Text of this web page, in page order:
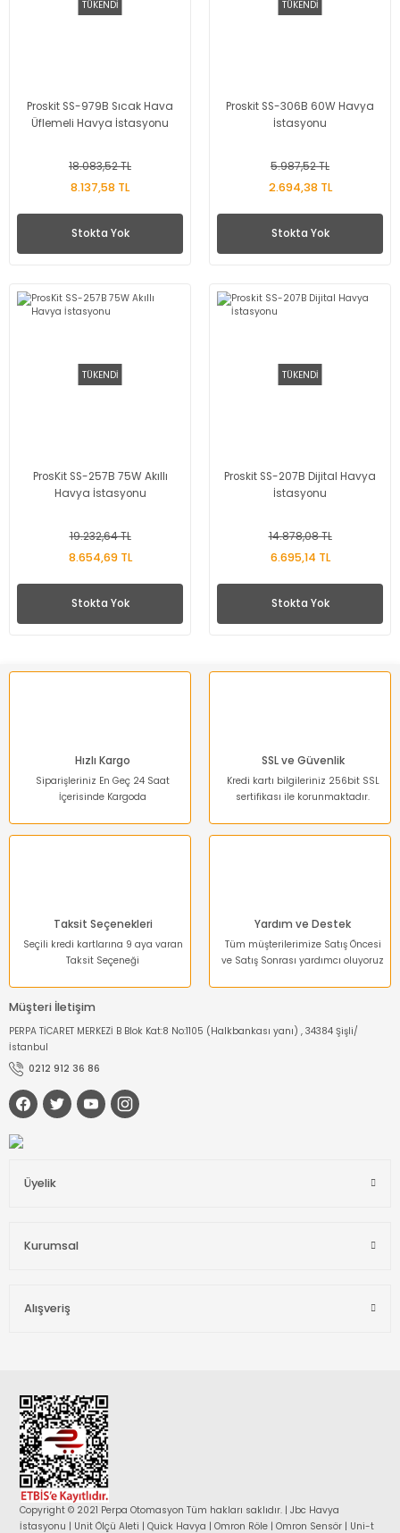
TÜKENDİ
Proskit SS-979B Sıcak Hava
Üflemeli Havya İstasyonu
18.083,52 TL
8.137,58 TL
Stokta Yok
TÜKENDİ
Proskit SS-306B 60W Havya
İstasyonu
5.987,52 TL
2.694,38 TL
Stokta Yok
TÜKENDİ
ProsKit SS-257B 75W Akıllı
Havya İstasyonu
19.232,64 TL
8.654,69 TL
Stokta Yok
TÜKENDİ
Proskit SS-207B Dijital Havya
İstasyonu
14.878,08 TL
6.695,14 TL
Stokta Yok
Hızlı Kargo
Siparişleriniz En Geç 24 Saat
İçerisinde Kargoda
SSL ve Güvenlik
Kredi kartı bilgileriniz 256bit SSL
sertifikası ile korunmaktadır.
Taksit Seçenekleri
Seçili kredi kartlarına 9 aya varan
Taksit Seçeneği
Yardım ve Destek
Tüm müşterilerimize Satış Öncesi
ve Satış Sonrası yardımcı oluyoruz
Müşteri İletişim
PERPA TİCARET MERKEZİ B Blok Kat:8 No:1105 (Halkbankası yanı) , 34384 Şişli/
İstanbul
0212 912 36 86
Üyelik
Kurumsal
Alışveriş
Copyright © 2021 Perpa Otomasyon Tüm hakları saklıdır. | Jbc Havya
İstasyonu | Unit Ölçü Aleti | Quick Havya | Omron Röle | Omron Sensör | Uni-t